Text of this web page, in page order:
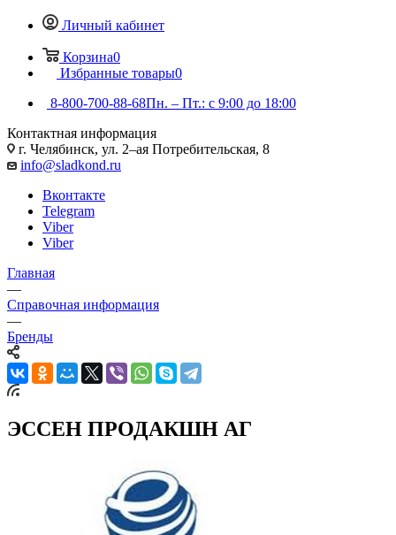
Личный кабинет
Корзина0
Избранные товары0
8-800-700-88-68Пн. – Пт.: с 9:00 до 18:00
Контактная информация
г. Челябинск, ул. 2–ая Потребительская, 8
info@sladkond.ru
Вконтакте
Telegram
Viber
Viber
Главная
—
Справочная информация
—
Бренды
ЭССЕН ПРОДАКШН АГ